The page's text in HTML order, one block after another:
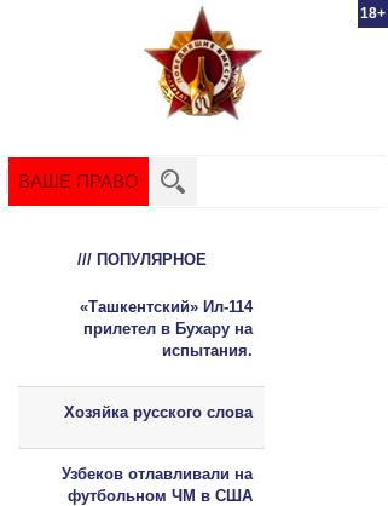
18+
ВАШЕ ПРАВО
/// ПОПУЛЯРНОЕ
«Ташкентский» Ил-114
прилетел в Бухару на
испытания.
Хозяйка русского слова
Узбеков отлавливали на
футбольном ЧМ в США